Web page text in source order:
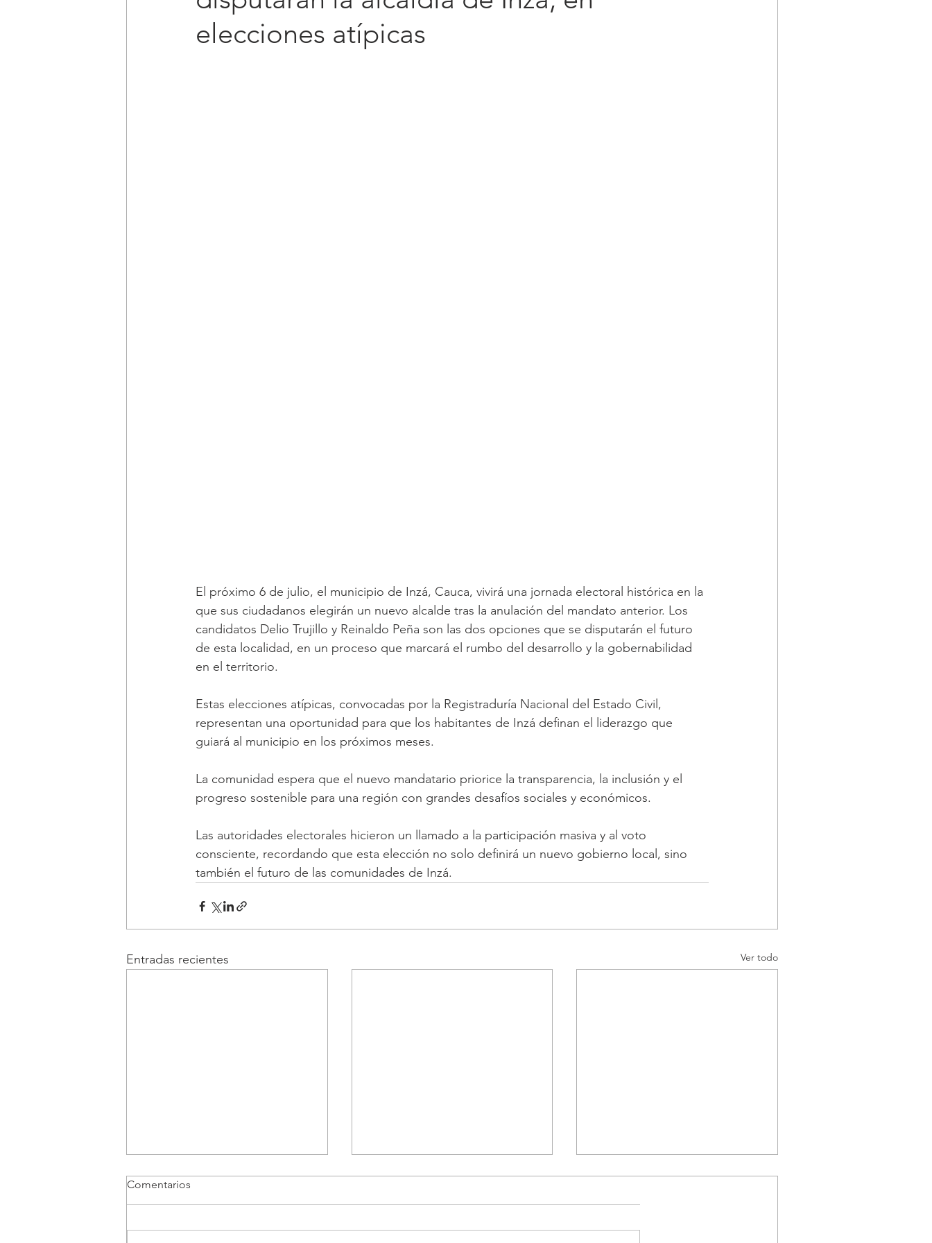
elecciones atípicas
El próximo 6 de julio, el municipio de Inzá, Cauca, vivirá una jornada electoral histórica en la
que sus ciudadanos elegirán un nuevo alcalde tras la anulación del mandato anterior. Los
candidatos Delio Trujillo y Reinaldo Peña son las dos opciones que se disputarán el futuro
de esta localidad, en un proceso que marcará el rumbo del desarrollo y la gobernabilidad
en el territorio.
Estas elecciones atípicas, convocadas por la Registraduría Nacional del Estado Civil,
representan una oportunidad para que los habitantes de Inzá definan el liderazgo que
guiará al municipio en los próximos meses.
La comunidad espera que el nuevo mandatario priorice la transparencia, la inclusión y el
progreso sostenible para una región con grandes desafíos sociales y económicos.
Las autoridades electorales hicieron un llamado a la participación masiva y al voto
consciente, recordando que esta elección no solo definirá un nuevo gobierno local, sino
también el futuro de las comunidades de Inzá.
Entradas recientes Ver todo
Comentarios